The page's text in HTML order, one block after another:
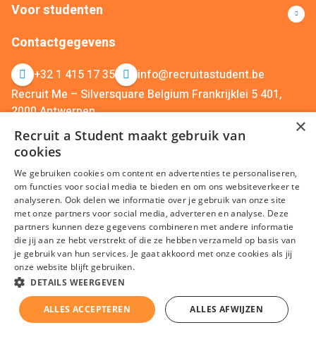
Voor studenten
Contactgegevens
+32 1 415 17 35
info@recruitastudent.be
Recruit Me – Silversquare Belgium Frankrijklei 5 401,
2000 Antwerpen
Recruit Me – Silversquare North Belgium Koning Albert II
Laan 4, 1000 Brussel
Algemene voorwaarden
Disclaimer
© Recruit a Student 2026 | Erkenningsnummer: VG.2410/U
– B.20447-406-20240621 – W.DISP.2096
×
Recruit a Student maakt gebruik van
cookies
We gebruiken cookies om content en advertenties te personaliseren,
om functies voor social media te bieden en om ons websiteverkeer te
analyseren. Ook delen we informatie over je gebruik van onze site
met onze partners voor social media, adverteren en analyse. Deze
partners kunnen deze gegevens combineren met andere informatie
die jij aan ze hebt verstrekt of die ze hebben verzameld op basis van
je gebruik van hun services. Je gaat akkoord met onze cookies als jij
onze website blijft gebruiken.
DETAILS WEERGEVEN
ALLES ACCEPTEREN ALLES AFWIJZEN